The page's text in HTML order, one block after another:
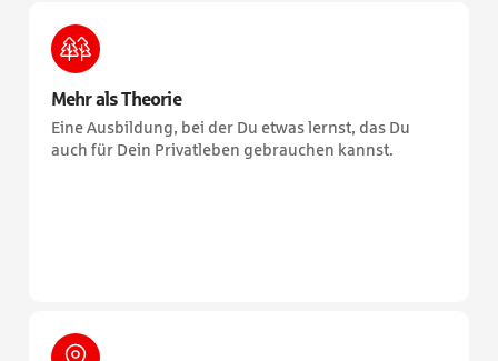
Mehr als Theorie
Eine Ausbildung, bei der Du etwas lernst, das Du
auch für Dein Privatleben gebrauchen kannst.